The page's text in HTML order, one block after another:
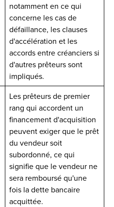
notamment en ce qui
concerne les cas de
défaillance, les clauses
d'accélération et les
accords entre créanciers si
d'autres prêteurs sont
impliqués.
Les prêteurs de premier
rang qui accordent un
financement d'acquisition
peuvent exiger que le prêt
du vendeur soit
subordonné, ce qui
signifie que le vendeur ne
sera remboursé qu'une
fois la dette bancaire
acquittée.